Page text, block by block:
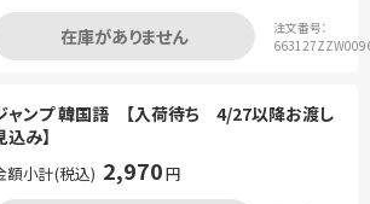
在庫がありません
注文番号：
ャンプ 韓国語 【入荷待ち 4/27以降お渡し
込み】
額小計(税込) 2,970円